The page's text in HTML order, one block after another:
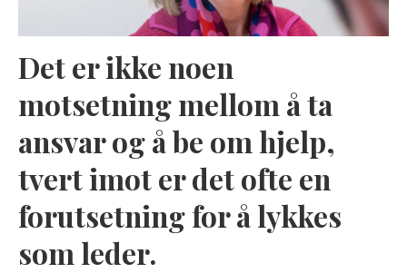
Det er ikke noen
motsetning mellom å ta
ansvar og å be om hjelp,
tvert imot er det ofte en
forutsetning for å lykkes
som leder.